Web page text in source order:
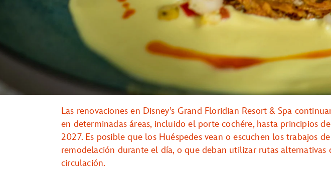
Las renovaciones en Disney’s Grand Floridian Resort & Spa
en determinadas áreas, incluido el porte cochére, hasta principios de
2027. Es posible que los Huéspedes vean o escuchen los trabajos de
remodelación durante el día, o que deban utilizar rutas alternativas
circulación.